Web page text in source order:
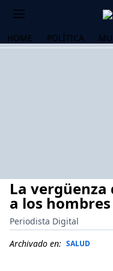
HOME POLÍTICA
La
a los hombres
Periodista Digital
Archivado en: SALUD